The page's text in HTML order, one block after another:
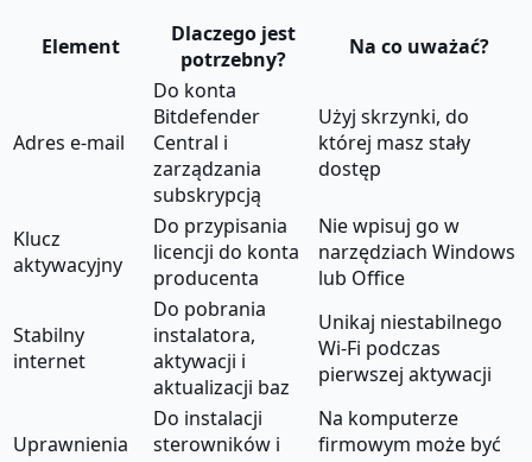
Element
Dlaczego jest
potrzebny?
Na co uważać?
Adres e-mail
Do konta
Bitdefender
Central i
zarządzania
subskrypcją
Użyj skrzynki, do
której masz stały
dostęp
Klucz
aktywacyjny
Do przypisania
licencji do konta
producenta
Nie wpisuj go w
narzędziach Windows
lub Office
Stabilny
internet
Do pobrania
instalatora,
aktywacji i
aktualizacji baz
Unikaj niestabilnego
Wi-Fi podczas
pierwszej aktywacji
Uprawnienia
Do instalacji
sterowników i
Na komputerze
firmowym może być